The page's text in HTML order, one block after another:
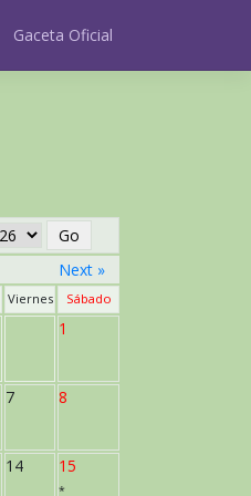
Gaceta Oficial
Next »
Viernes Sábado
1
7 8
14 15
*